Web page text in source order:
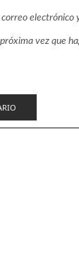
electrónico
vez que